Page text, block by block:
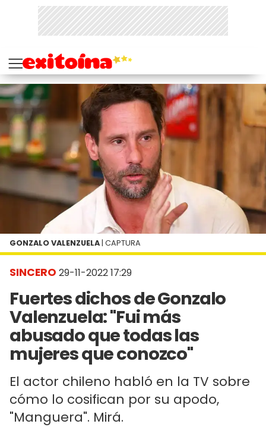
SINCERO 29-11-2022 17:29
Fuertes dichos de Gonzalo
Valenzuela: "Fui más
abusado que todas las
mujeres que conozco"
El actor chileno habló en la TV sobre
cómo lo cosifican por su apodo,
"Manguera". Mirá.
GONZALO VALENZUELA | CAPTURA